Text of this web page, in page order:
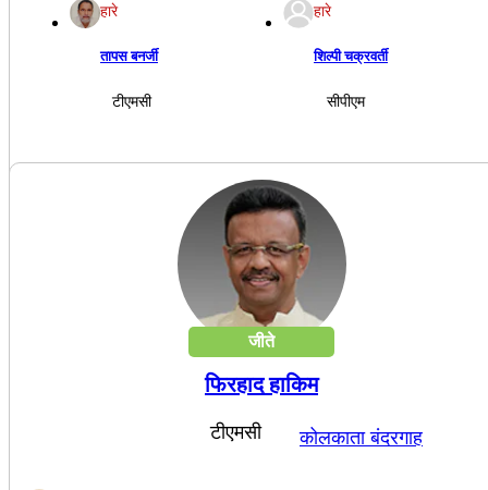
हारे
तापस बनर्जी
टीएमसी
हारे
शिल्पी चक्रवर्ती
सीपीएम
जीते
फिरहाद हाकिम
टीएमसी कोलकाता बंदरगाह